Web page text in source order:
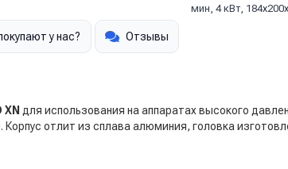
мин, 4 кВт,
у нас? Отзывы
для использования на аппаратах высокого
отлит из сплава алюминия, головка